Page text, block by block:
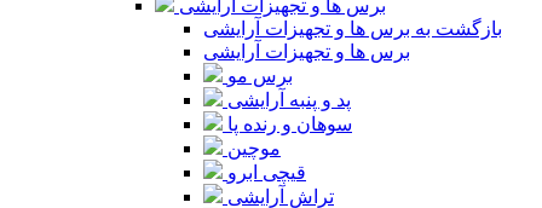
برس ها و تجهیزات آرایشی
بازگشت به برس ها و تجهیزات آرایشی
برس ها و تجهیزات آرایشی
برس مو
پد و پنبه آرایشی
سوهان و رنده پا
موچین
قیچی ابرو
تراش آرایشی